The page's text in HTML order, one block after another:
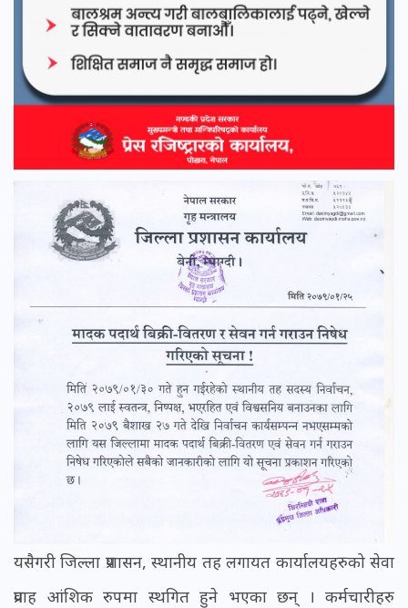
यसैगरी जिल्ला प्रशासन, स्थानीय तह लगायत कार्यालयहरुको सेवा
प्रवाह आंशिक रुपमा स्थगित हुने भएका छन् । कर्मचारीहरु